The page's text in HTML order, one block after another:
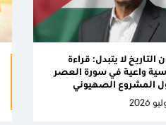
التاريخ لا يتبدل: قراءة
واعية في سورة العصر
المشروع الصهيوني